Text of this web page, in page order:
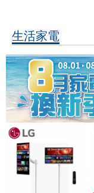
生活家電